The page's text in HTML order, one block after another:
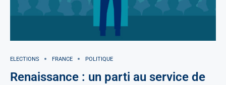
ELECTIONS FRANCE POLITIQUE
Renaissance : un parti au service de